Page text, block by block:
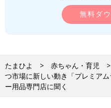
無料ダ
たまひよ 赤ちゃん・育児
つ市場に新しい動き「プレミア
ー用品専門店に聞く